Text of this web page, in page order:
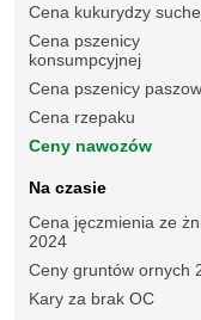
Cena kukurydzy
Cena pszenicy
konsumpcyjnej
Cena pszenicy
Cena rzepaku
Ceny nawozów
Na czasie
Cena jęczmienia ze
2024
Ceny gruntów ornych
Kary za brak OC